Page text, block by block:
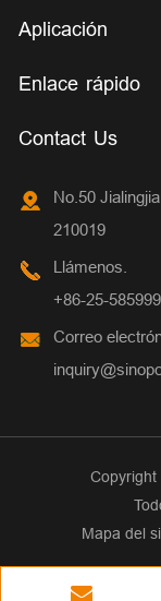
Aplicación
Enlace rápido
Contact Us
No.50
210019
Llámenos.
+86-25-
Correo
Mapa del